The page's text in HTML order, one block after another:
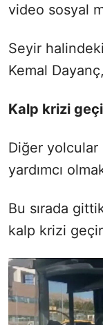
video sosyal
Seyir
Kemal
Kalp krizi
Diğer
yardımcı
Bu sırada
kalp krizi